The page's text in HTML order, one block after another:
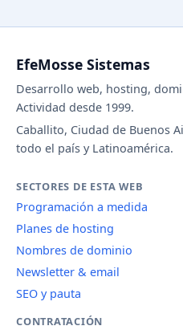
EfeMosse Sistemas
Desarrollo web, hosting,
Actividad desde 1999.
Caballito, Ciudad de Buenos
todo el país y Latinoamérica.
SECTORES DE ESTA WEB
Programación a medida
Planes de hosting
Nombres de dominio
Newsletter & email
SEO y pauta
CONTRATACIÓN